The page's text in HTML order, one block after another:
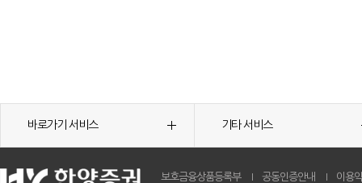
바로가기 서비스 기타 서비스
보호금융상품등록부 공동인증안내 이용